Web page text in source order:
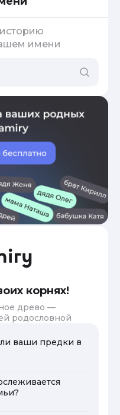
имени
корнях!
древо —
родословной
ваши предки в